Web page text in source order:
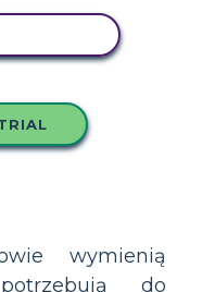
wymienią
do